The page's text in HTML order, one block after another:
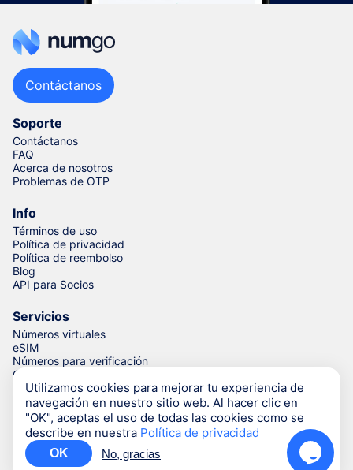
Soporte
Contáctanos
FAQ
Acerca de nosotros
Problemas de OTP
Info
Términos de uso
Política de privacidad
Política de reembolso
Blog
API para Socios
Servicios
Números virtuales
eSIM
Números para verificación
Generador de números de teléfono
Contáctanos
© Numgo LLP,2026
(Stoney Works, 8 Stoney Lane, London,
United Kingdom, SE19 3BD)
Utilizamos cookies para mejorar tu experiencia de
navegación en nuestro sitio web. Al hacer clic en
"OK", aceptas el uso de todas las cookies como se
describe en nuestra Política de privacidad
OK No, gracias